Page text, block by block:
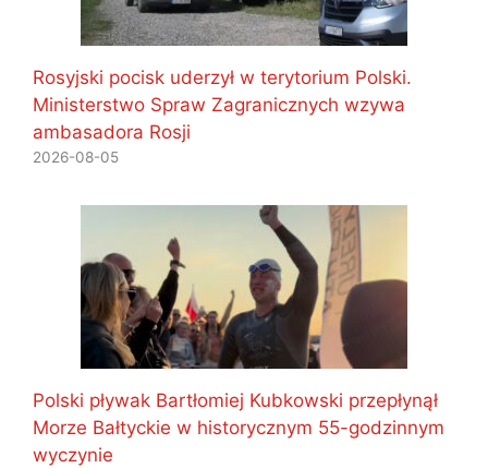
Rosyjski pocisk uderzył w terytorium Polski.
Ministerstwo Spraw Zagranicznych wzywa
ambasadora Rosji
2026-08-05
Polski pływak Bartłomiej Kubkowski przepłynął
Morze Bałtyckie w historycznym 55-godzinnym
wyczynie